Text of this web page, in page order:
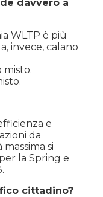
davvero a
WLTP è più
invece, calano
misto.
e
da
si
la Spring e
cittadino?